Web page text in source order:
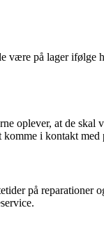
være på lager
oplever, at de skal
komme i kontakt med
på reparationer